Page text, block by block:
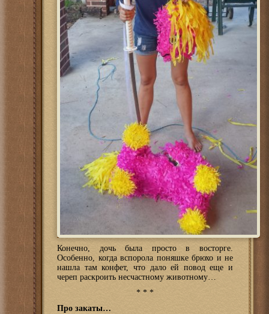
Конечно, дочь была просто в восторге.
Особенно, когда вспорола поняшке брюхо и не
нашла там конфет, что дало ей повод еще и
череп раскроить несчастному животному…
* * *
Про закаты…